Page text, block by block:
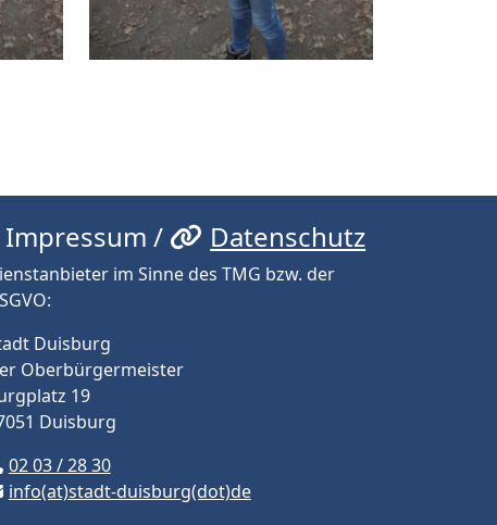
Impressum / Datenschutz
im Sinne des TMG bzw. der
Duisburg
Oberbürgermeister
19
Duisburg
02 03 / 28 30
info(at)stadt-duisburg(dot)de